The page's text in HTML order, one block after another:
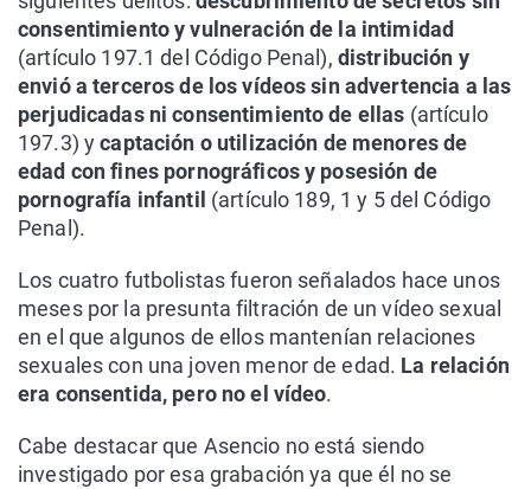
consentimiento y vulneración de la intimidad
(artículo 197.1 del Código Penal), distribución y
envió a terceros de los vídeos sin advertencia a las
perjudicadas ni consentimiento de ellas (artículo
197.3) ycaptación o utilización de menores de
edad con fines pornográficos y posesión de
pornografía infantil (artículo 189, 1 y 5 del Código
Penal).
Los cuatro futbolistas fueron señalados hace unos
meses por la presunta filtración de un vídeo sexual
en el que algunos de ellos mantenían relaciones
sexuales con una joven menor de edad. La relación
era consentida, pero no el vídeo.
Cabe destacar que Asencio no está siendo
investigado por esa grabación ya que él no se